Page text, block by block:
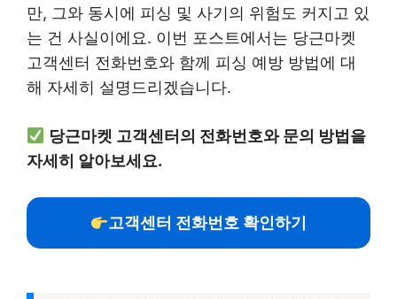
만, 그와 동시에 피싱 및 사기의 위험도 커지고 있
는 건 사실이에요. 이번 포스트에서는 당근마켓
고객센터 전화번호와 함께 피싱 예방 방법에 대
해 자세히 설명드리겠습니다.
당근마켓 고객센터의 전화번호와 문의 방법을
자세히 알아보세요.
고객센터 전화번호 확인하기